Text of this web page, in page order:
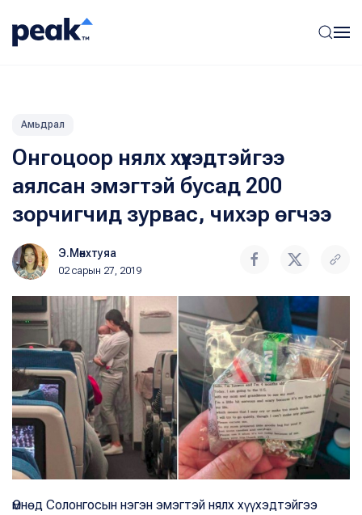
Амьдрал
Онгоцоор нялх хүүхэдтэйгээ
аялсан эмэгтэй бусад 200
зорчигчид зурвас, чихэр өгчээ
Э.Мөнхтуяа
02 сарын 27, 2019
Өмнөд Солонгосын нэгэн эмэгтэй нялх хүүхэдтэйгээ